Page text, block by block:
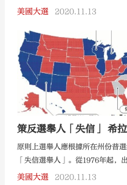
美國大選 2020.11.13
策反選舉人「失信」 希
原則上選舉人應根據所在州份普
「失信選舉人」。從1976年起，
次。
美國大選 2020.11.13